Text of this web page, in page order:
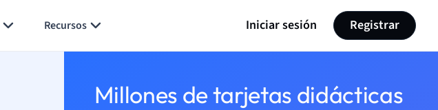
Recursos Iniciar sesión Registrar
Millones de tarjetas didácticas